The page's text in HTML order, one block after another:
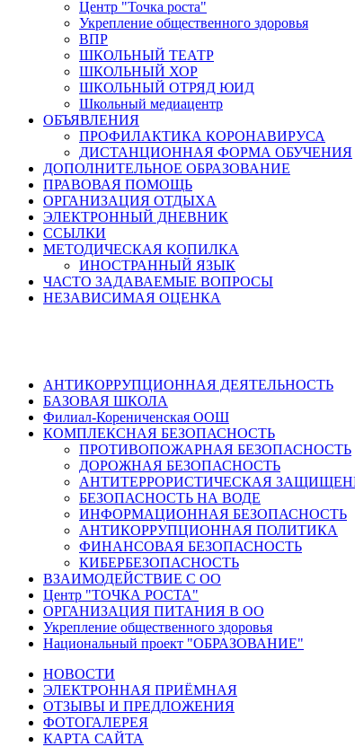
Центр "Точка роста"
Укрепление общественного здоровья
ВПР
ШКОЛЬНЫЙ ТЕАТР
ШКОЛЬНЫЙ ХОР
ШКОЛЬНЫЙ ОТРЯД ЮИД
Школьный медиацентр
ОБЪЯВЛЕНИЯ
ПРОФИЛАКТИКА КОРОНАВИРУСА
ДИСТАНЦИОННАЯ ФОРМА ОБУЧЕНИЯ
ДОПОЛНИТЕЛЬНОЕ ОБРАЗОВАНИЕ
ПРАВОВАЯ ПОМОЩЬ
ОРГАНИЗАЦИЯ ОТДЫХА
ЭЛЕКТРОННЫЙ ДНЕВНИК
ССЫЛКИ
МЕТОДИЧЕСКАЯ КОПИЛКА
ИНОСТРАННЫЙ ЯЗЫК
ЧАСТО ЗАДАВАЕМЫЕ ВОПРОСЫ
НЕЗАВИСИМАЯ ОЦЕНКА
АНТИКОРРУПЦИОННАЯ ДЕЯТЕЛЬНОСТЬ
БАЗОВАЯ ШКОЛА
Филиал-Корениченская ООШ
КОМПЛЕКСНАЯ БЕЗОПАСНОСТЬ
ПРОТИВОПОЖАРНАЯ БЕЗОПАСНОСТЬ
ДОРОЖНАЯ БЕЗОПАСНОСТЬ
АНТИТЕРРОРИСТИЧЕСКАЯ
БЕЗОПАСНОСТЬ НА ВОДЕ
ИНФОРМАЦИОННАЯ БЕЗОПАСНОСТЬ
АНТИКОРРУПЦИОННАЯ ПОЛИТИКА
ФИНАНСОВАЯ БЕЗОПАСНОСТЬ
КИБЕРБЕЗОПАСНОСТЬ
ВЗАИМОДЕЙСТВИЕ С ОО
Центр "ТОЧКА РОСТА"
ОРГАНИЗАЦИЯ ПИТАНИЯ В ОО
Укрепление общественного здоровья
Национальный проект "ОБРАЗОВАНИЕ"
НОВОСТИ
ЭЛЕКТРОННАЯ ПРИЁМНАЯ
ОТЗЫВЫ И ПРЕДЛОЖЕНИЯ
ФОТОГАЛЕРЕЯ
КАРТА САЙТА